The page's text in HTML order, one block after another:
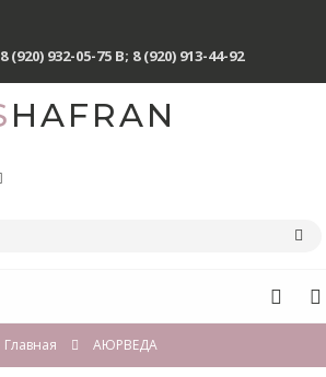
8 (920) 932-05-75 В; 8 (920) 913-44-92
SHAFRAN
Главная АЮРВЕДА